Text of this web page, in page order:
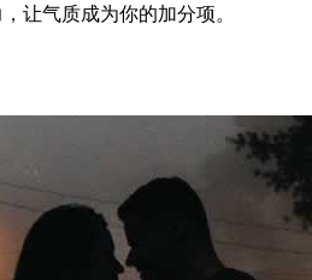
让气质成为你的加分项。